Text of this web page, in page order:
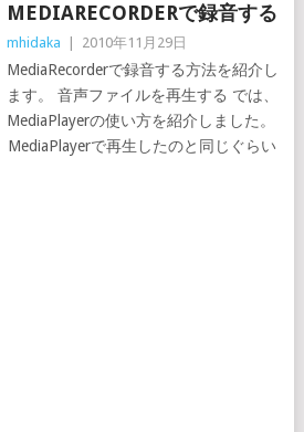
MEDIARECORDERで録音する
mhidaka 2010年11月29日
MediaRecorderで録音する方法を紹介し
ます。 音声ファイルを再生する では、
MediaPlayerの使い方を紹介しました。
MediaPlayerで再生したのと同じぐらい